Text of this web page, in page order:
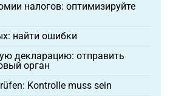
налогов: оптимизируйте
найти ошибки
декларацию: отправить
орган
Kontrolle muss sein